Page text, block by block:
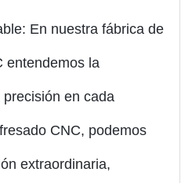
En nuestra fábrica de
entendemos la
en cada
CNC, podemos
extraordinaria,